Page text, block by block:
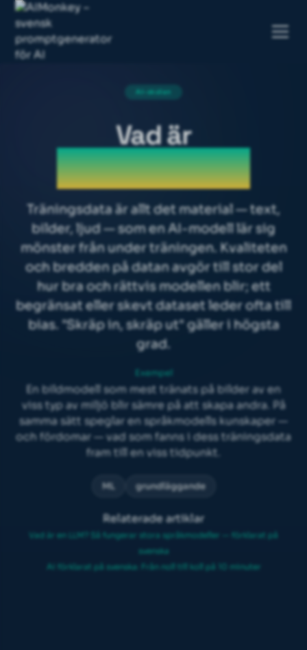
AI-skolan
Vad är
Träningsdata
Träningsdata är allt det material — text,
bilder, ljud — som en AI-modell lär sig
mönster från under träningen. Kvaliteten
och bredden på datan avgör till stor del
hur bra och rättvis modellen blir; ett
begränsat eller skevtdataset leder ofta till
bias. "Skräp in, skräp ut" gäller i högsta
grad.
Exempel
En bildmodell som mest tränats på bilder av en
viss typ av miljö blir sämre på att skapa andra. På
samma sätt speglar en språkmodells kunskaper —
och fördomar — vad som fanns i dess träningsdata
fram till en viss tidpunkt.
ML grundläggande
Relaterade artiklar
Vad är en LLM? Så fungerar stora språkmodeller — förklarat på
svenska
AI förklarat på svenska: Från noll till koll på 10 minuter